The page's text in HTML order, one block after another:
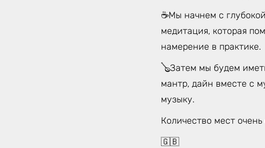
☕️Мы начнем с
медитация, которая
намерение в практике.
🪕Затем мы будем
мантр, дайн вместе с
музыку.
Количество мест
🇬🇧